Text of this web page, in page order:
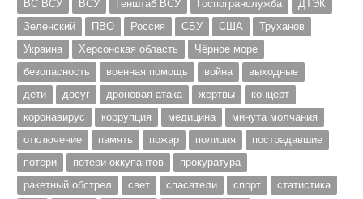
ВС ВСУ ВСУ Генштаб ВСУ Госпогранслужба
ДТЭК
Зеленский
ПВО Россия СБУ США
Труханов
Украина
Херсонская область
Чёрное море
безопасность
военная помощь война
выходные
дети
досуг дроновая атака жертвы
концерт
коронавирус
коррупция медицина
минута молчания
отключение
память пожар полиция
пострадавшие
потери
потери оккупантов
прокуратура
ракетный обстрел
свет спасатели спорт
статистика